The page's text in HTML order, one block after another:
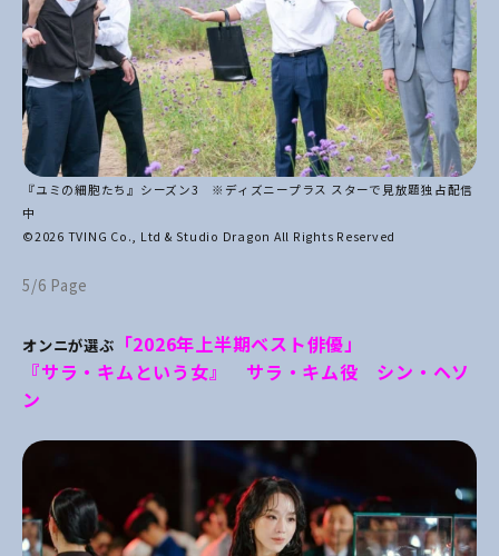
『ユミの細胞たち』シーズン3 ※ディズニープラス スターで見放題独占配信
中
©2026 TVING Co., Ltd & Studio Dragon All Rights Reserved
5/6 Page
オンニが選ぶ 「2026年上半期ベスト俳優」
『サラ・キムという女』 サラ・キム役 シン・ヘソ
ン